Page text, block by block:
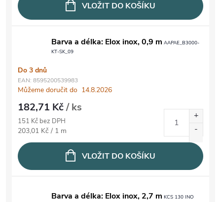
VLOŽIT DO KOŠÍKU
Barva a délka: Elox inox, 0,9 m AAPAE_B3000-
KT-SK_09
Do 3 dnů
EAN: 8595200539983
Můžeme doručit do 14.8.2026
182,71 Kč/ ks
151 Kč bez DPH
Měrná cena:
203,01 Kč / 1 m
VLOŽIT DO KOŠÍKU
Barva a délka: Elox inox, 2,7 m KCS 130 INO